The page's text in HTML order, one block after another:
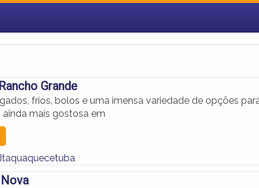
Grande
frios, bolos e uma imensa variedade de opções
ainda mais gostosa em